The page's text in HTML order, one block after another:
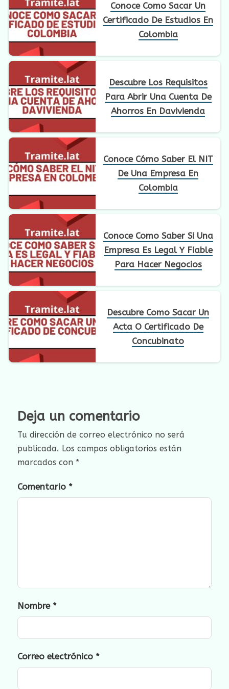
Conoce Como Sacar Un
Certificado De Estudios En
Colombia
Descubre Los Requisitos
Para Abrir Una Cuenta De
Ahorros En Davivienda
Conoce Cómo Saber El NIT
De Una Empresa En
Colombia
Conoce Como Saber Si Una
Empresa Es Legal Y Fiable
Para Hacer Negocios
Descubre Como Sacar Un
Acta O Certificado De
Concubinato
Deja un comentario
Tu dirección de correo electrónico no será
publicada. Los campos obligatorios están
marcados con *
Comentario *
Nombre *
Correo electrónico *